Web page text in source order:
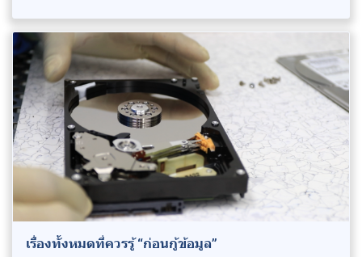
เรื่องทั้งหมดที่ควรรู้ “ก่อนกู้ข้อมูล”